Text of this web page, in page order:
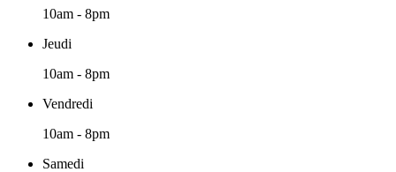
10am - 8pm
Jeudi
10am - 8pm
Vendredi
10am - 8pm
Samedi